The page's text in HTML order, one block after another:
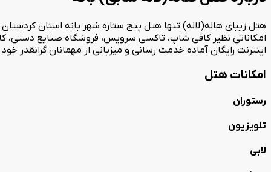
امکاناتی نظیر کافی شاپ، تاکسی سرویس، فروشگاه صنایع دستی،
اینترنت رایگان آماده خدمت رسانی و میزبانی از مهمانان گرانقدر
امکانات هتل
رستوران
تلویزیون
لابی